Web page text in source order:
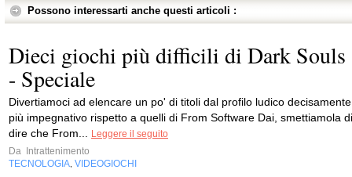
Possono interessarti anche questi articoli :
Dieci giochi più difficili di Dark Souls
- Speciale
Divertiamoci ad elencare un po' di titoli dal profilo ludico decisamente
più impegnativo rispetto a quelli di From Software Dai, smettiamola di
dire che From...
Leggere il seguito
Da
Intrattenimento
TECNOLOGIA VIDEOGIOCHI